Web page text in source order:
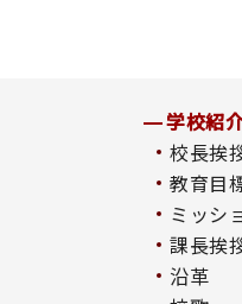
学校紹
校長挨
教育目
ミッシ
課長挨
沿革